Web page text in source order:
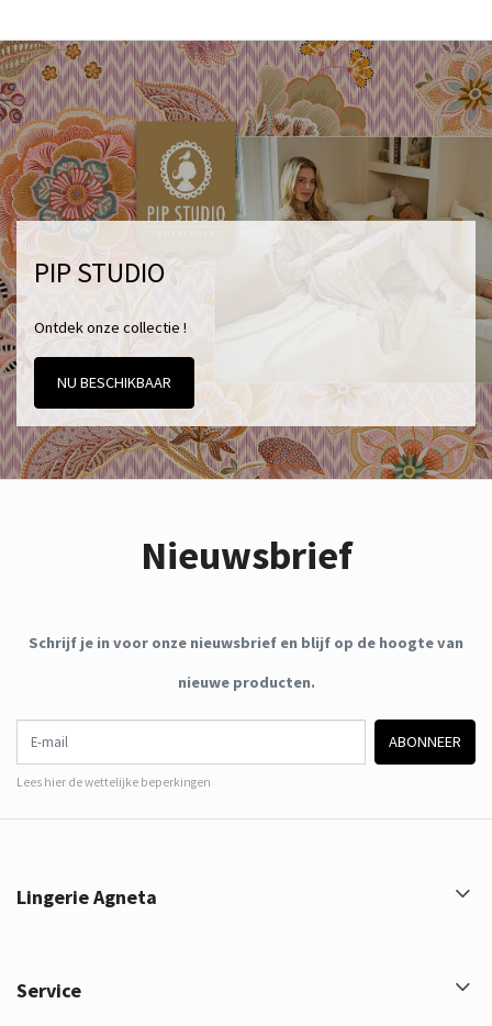
PIP STUDIO
Ontdek onze collectie !
NU BESCHIKBAAR
Nieuwsbrief
Schrijf je in voor onze nieuwsbrief en blijf op de hoogte van
nieuwe producten.
ABONNEER
Lees hier de wettelijke beperkingen
Lingerie Agneta
Service